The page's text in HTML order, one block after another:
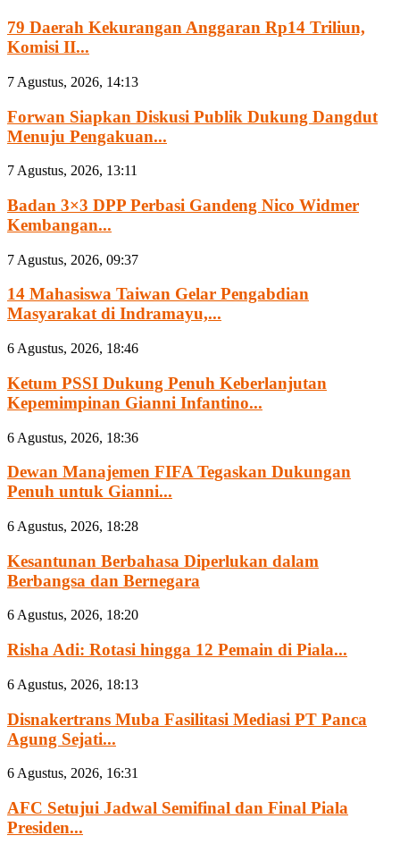
79 Daerah Kekurangan Anggaran Rp14 Triliun,
Komisi II...
7 Agustus, 2026, 14:13
Forwan Siapkan Diskusi Publik Dukung Dangdut
Menuju Pengakuan...
7 Agustus, 2026, 13:11
Badan 3×3 DPP Perbasi Gandeng Nico Widmer
Kembangan...
7 Agustus, 2026, 09:37
14 Mahasiswa Taiwan Gelar Pengabdian
Masyarakat di Indramayu,...
6 Agustus, 2026, 18:46
Ketum PSSI Dukung Penuh Keberlanjutan
Kepemimpinan Gianni Infantino...
6 Agustus, 2026, 18:36
Dewan Manajemen FIFA Tegaskan Dukungan
Penuh untuk Gianni...
6 Agustus, 2026, 18:28
Kesantunan Berbahasa Diperlukan dalam
Berbangsa dan Bernegara
6 Agustus, 2026, 18:20
Risha Adi: Rotasi hingga 12 Pemain di Piala...
6 Agustus, 2026, 18:13
Disnakertrans Muba Fasilitasi Mediasi PT Panca
Agung Sejati...
6 Agustus, 2026, 16:31
AFC Setujui Jadwal Semifinal dan Final Piala
Presiden...